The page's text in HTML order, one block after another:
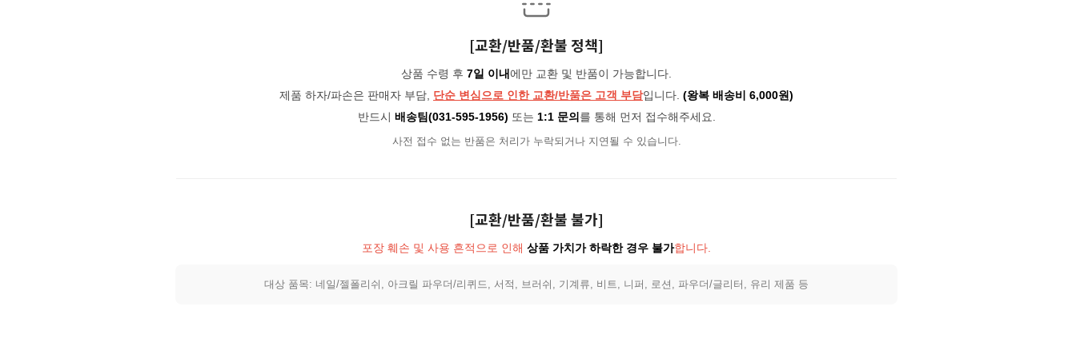
[교환/반품/환불 정책]
상품 수령 후 7일 이내에만 교환 및 반품이 가능합니다.
제품 하자/파손은 판매자 부담, 단순 변심으로 인한 교환/반품은 고객 부담입니다. (왕복 배송비 6,000원)
반드시 배송팀(031-595-1956) 또는 1:1 문의 를 통해 먼저 접수해주세요.
사전 접수 없는 반품은 처리가 누락되거나 지연될 수 있습니다.
[교환/반품/환불 불가]
포장 훼손 및 사용 흔적으로 인해 상품 가치가 하락한 경우 불가합니다.
대상 품목: 네일/젤폴리쉬, 아크릴 파우더/리퀴드, 서적, 브러쉬, 기계류, 비트, 니퍼, 로션, 파우더/글리터, 유리 제품 등